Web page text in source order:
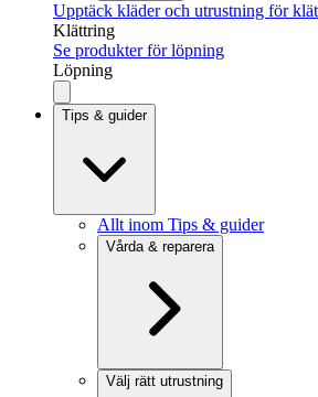
Upptäck kläder och utrustning för
Klättring
Se produkter för löpning
Löpning
Tips & guider
Allt inom Tips & guider
Vårda & reparera
Välj rätt utrustning